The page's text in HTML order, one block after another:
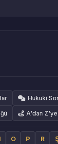
Hukuki
A'dan
O P R